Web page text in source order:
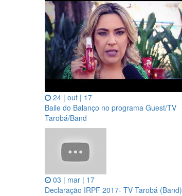
24 | out | 17
Baile do Balanço no programa Guest/TV
Tarobá/Band
03 | mar | 17
Declaração IRPF 2017- TV Tarobá (Band)